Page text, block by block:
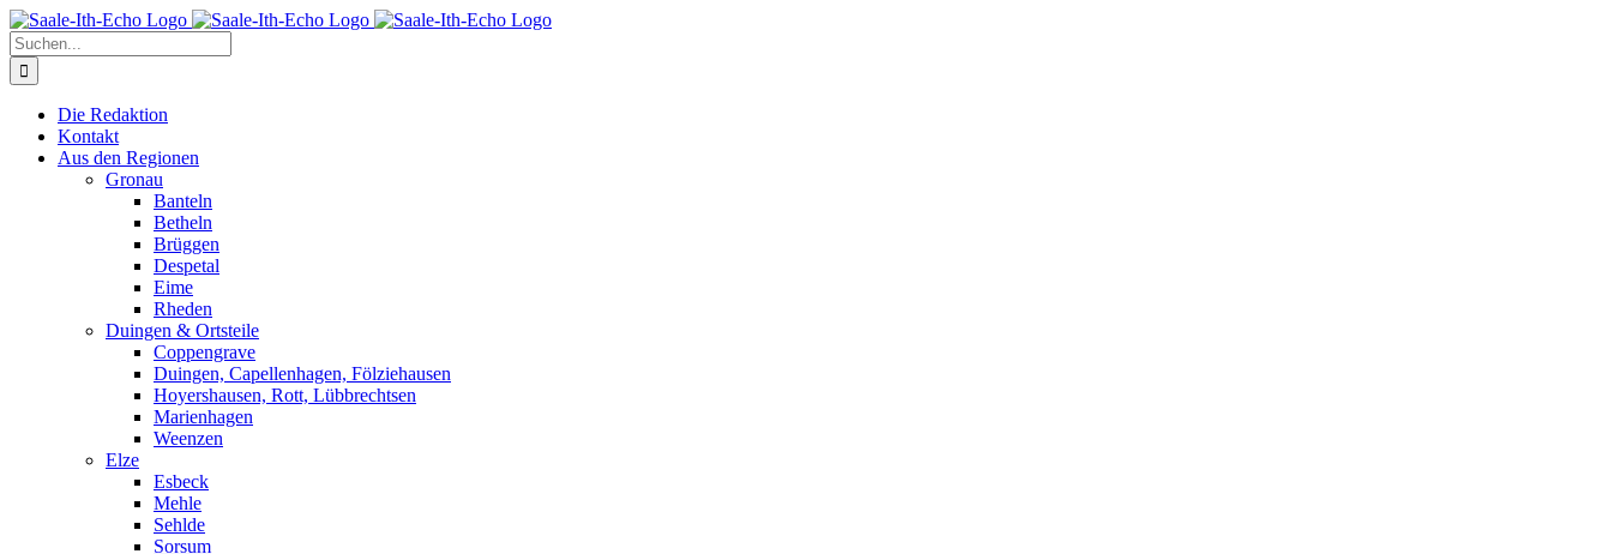
Zum
Inhalt
springen
Facebook
X
Instagram
Pinterest
Suche
nach:
Die Redaktion
Kontakt
Aus den Regionen
Gronau
Banteln
Betheln
Brüggen
Despetal
Eime
Rheden
Duingen & Ortsteile
Coppengrave
Duingen, Capellenhagen, Fölziehausen
Hoyershausen, Rott, Lübbrechtsen
Marienhagen
Weenzen
Elze
Esbeck
Mehle
Sehlde
Sorsum